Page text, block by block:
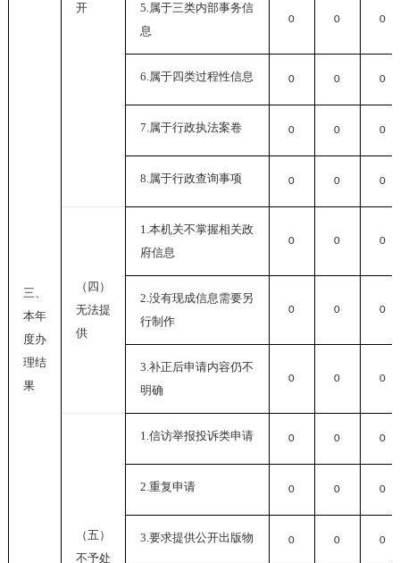
三、
本年
度办
理结
果
开
5.属于三类内部事务信
息
0 0 0
6.属于四类过程性信息 0 0 0
7.属于行政执法案卷 0 0 0
8.属于行政查询事项 0 0 0
（四）
无法提
供
1.本机关不掌握相关政
府信息
0 0 0
2.没有现成信息需要另
行制作
0 0 0
3.补正后申请内容仍不
明确
0 0 0
（五）
不予处
1.信访举报投诉类申请 0 0 0
2.重复申请 0 0 0
3.要求提供公开出版物 0 0 0